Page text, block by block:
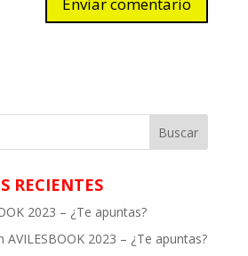
RECIENTES
2023 – ¿Te apuntas?
AVILESBOOK 2023 – ¿Te apuntas?